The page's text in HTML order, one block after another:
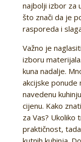
najbolji izbor za
što znači da je
rasporeda i
Važno je
izboru
kuna nadalje.
akcijske ponude
navedenu
cijenu. Kako
za Vas? Ukoliko
praktičnost,